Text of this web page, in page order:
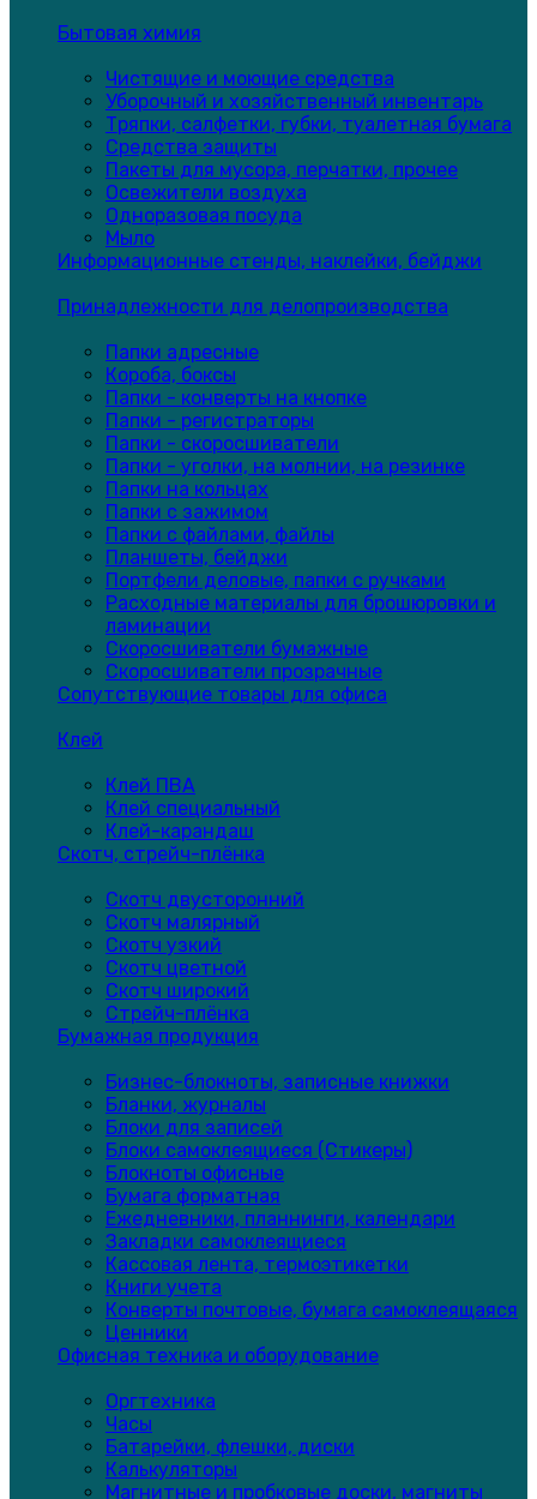
Бытовая химия
Чистящие и моющие средства
Уборочный и хозяйственный инвентарь
Тряпки, салфетки, губки, туалетная бумага
Средства защиты
Пакеты для мусора, перчатки, прочее
Освежители воздуха
Одноразовая посуда
Мыло
Информационные стенды, наклейки, бейджи
Принадлежности для делопроизводства
Папки адресные
Короба, боксы
Папки - конверты на кнопке
Папки - регистраторы
Папки - скоросшиватели
Папки - уголки, на молнии, на резинке
Папки на кольцах
Папки с зажимом
Папки с файлами, файлы
Планшеты, бейджи
Портфели деловые, папки с ручками
Расходные материалы для брошюровки и
ламинации
Скоросшиватели бумажные
Скоросшиватели прозрачные
Сопутствующие товары для офиса
Клей
Клей ПВА
Клей специальный
Клей-карандаш
Скотч, стрейч-плёнка
Скотч двусторонний
Скотч малярный
Скотч узкий
Скотч цветной
Скотч широкий
Стрейч-плёнка
Бумажная продукция
Бизнес-блокноты, записные книжки
Бланки, журналы
Блоки для записей
Блоки самоклеящиеся (Стикеры)
Блокноты офисные
Бумага форматная
Ежедневники, планнинги, календари
Закладки самоклеящиеся
Кассовая лента, термоэтикетки
Книги учета
Конверты почтовые, бумага самоклеящаяся
Ценники
Офисная техника и оборудование
Оргтехника
Часы
Батарейки, флешки, диски
Калькуляторы
Магнитные и пробковые доски, магниты